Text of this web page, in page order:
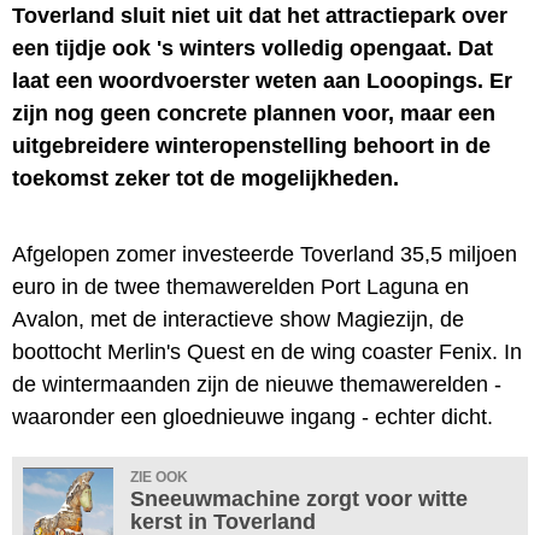
Toverland sluit niet uit dat het attractiepark over
een tijdje ook 's winters volledig opengaat. Dat
laat een woordvoerster weten aan Looopings. Er
zijn nog geen concrete plannen voor, maar een
uitgebreidere winteropenstelling behoort in de
toekomst zeker tot de mogelijkheden.
Afgelopen zomer investeerde Toverland 35,5 miljoen
euro in de twee themawerelden Port Laguna en
Avalon, met de interactieve show Magiezijn, de
boottocht Merlin's Quest en de wing coaster Fenix. In
de wintermaanden zijn de nieuwe themawerelden -
waaronder een gloednieuwe ingang - echter dicht.
ZIE OOK
Sneeuwmachine zorgt voor witte
kerst in Toverland